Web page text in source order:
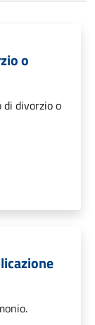
o
di divorzio o